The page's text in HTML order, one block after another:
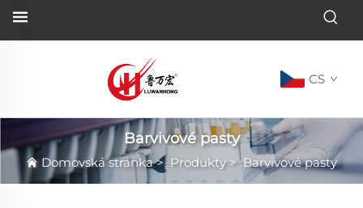
CS
Barvivové pasty
Domovská stránka> Produkty>Barvivové pasty